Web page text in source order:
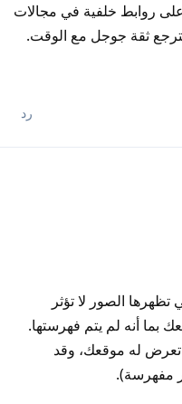
روابط خلفية في مجالات
ثقة جوجل مع الوقت.
رد
الصور لا تؤثر
بما أنه لم يتم فهرستها.
تعرض له موقعك، وقد
مفهرسة).